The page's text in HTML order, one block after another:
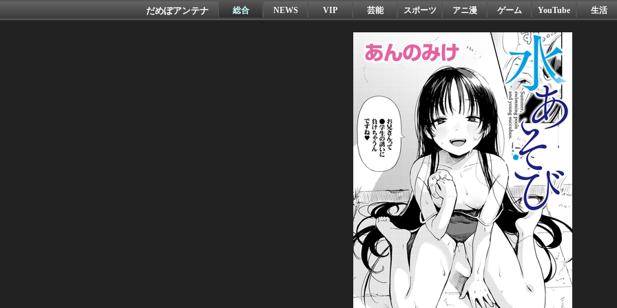
だめぽアンテナ 総合 NEWS VIP 芸能 スポーツ アニ漫 ゲーム YouTube 生活